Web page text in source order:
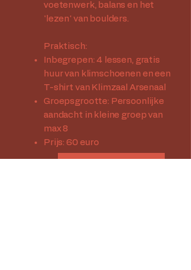
voetenwerk, balans en het
'lezen' van boulders.
Praktisch:
Inbegrepen: 4 lessen, gratis
huur van klimschoenen en een
T-shirt van Klimzaal Arsenaal
Groepsgrootte: Persoonlijke
aandacht in kleine groep van
max 8
Prijs: 60 euro